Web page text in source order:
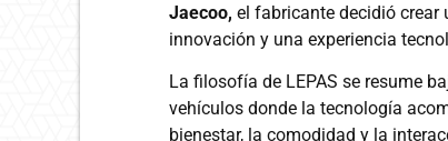
Jaecoo, el fabricante decidió crear
innovación y una experiencia
La filosofía de LEPAS se resume
vehículos donde la tecnología
bienestar, la comodidad y la